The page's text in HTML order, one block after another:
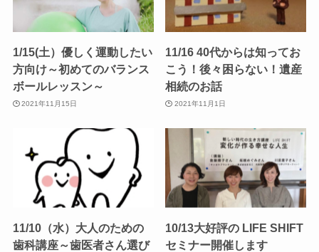
1/15(土）優しく運動したい
方向け～初めてのバランス
ボールレッスン～
2021年11月15日
11/16 40代からは知ってお
こう！後々困らない！遺産
相続のお話
2021年11月1日
11/10（水）大人のための
歯科講座～歯医者さん選び
10/13大好評の LIFE SHIFT
セミナー開催します